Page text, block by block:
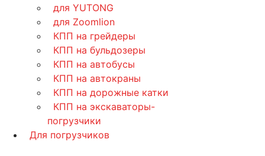
для YUTONG
для Zoomlion
КПП на грейдеры
КПП на бульдозеры
КПП на автобусы
КПП на автокраны
КПП на дорожные катки
КПП на экскаваторы-
погрузчики
Для погрузчиков